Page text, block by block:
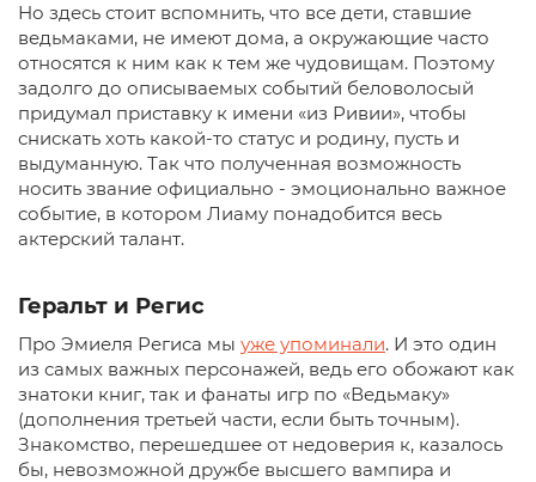
Но здесь стоит вспомнить, что все дети, ставшие
ведьмаками, не имеют дома, а окружающие часто
относятся к ним как к тем же чудовищам. Поэтому
задолго до описываемых событий беловолосый
придумал приставку к имени «из Ривии», чтобы
снискать хоть какой-то статус и родину, пусть и
выдуманную. Так что полученная возможность
носить звание официально - эмоционально важное
событие, в котором Лиаму понадобится весь
актерский талант.
Геральт и Регис
Про Эмиеля Региса мы уже упоминали. И это один
из самых важных персонажей, ведь его обожают как
знатоки книг, так и фанаты игр по «Ведьмаку»
(дополнения третьей части, если быть точным).
Знакомство, перешедшее от недоверия к, казалось
бы, невозможной дружбе высшего вампира и